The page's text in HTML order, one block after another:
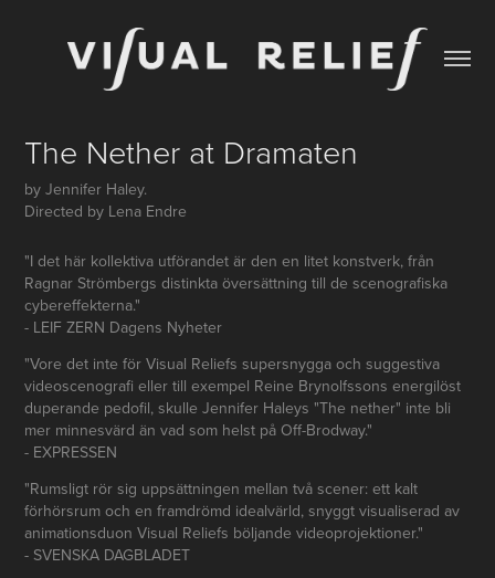
The Nether at Dramaten
by Jennifer Haley.
"I det här kollektiva utförandet är den en litet konstverk, från
Ragnar Strömbergs distinkta översättning till de scenografiska
cybereffekterna."
- LEIF ZERN Dagens Nyheter
"Vore det inte för Visual Reliefs supersnygga och suggestiva
videoscenografi eller till exempel Reine Brynolfssons energilöst
duperande pedofil, skulle Jennifer Haleys "The nether" inte bli
mer minnesvärd än vad som helst på Off-Brodway."
- EXPRESSEN
"Rumsligt rör sig uppsättningen mellan två scener: ett kalt
förhörsrum och en framdrömd idealvärld, snyggt visualiserad av
animationsduon Visual Reliefs böljande videoprojektioner."
- SVENSKA DAGBLADET